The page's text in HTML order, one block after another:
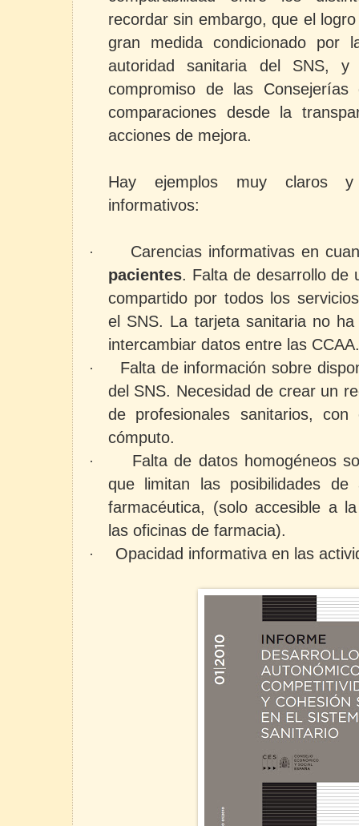
recordar sin embargo, que el
gran medida condicionado por
autoridad sanitaria del SNS,
compromiso de las
comparaciones desde la
acciones de mejora.
Hay ejemplos muy claros
informativos:
·
Carencias informativas en
pacientes. Falta de desarrollo de
compartido por todos los
el SNS. La tarjeta sanitaria no
intercambiar datos entre las CCAA.
·
Falta de información sobre
del SNS. Necesidad de crear un
de profesionales sanitarios, con
cómputo.
·
Falta de datos homogéneos
que limitan las posibilidades
farmacéutica, (solo accesible a
las oficinas de farmacia).
· Opacidad informativa en las